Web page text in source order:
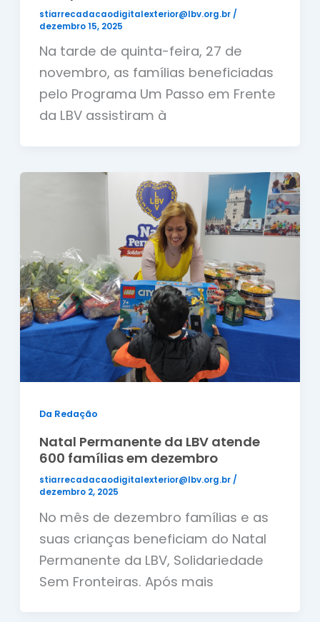
stiarrecadacaodigitalexterior@lbv.org.br /
dezembro 15, 2025
Na tarde de quinta-feira, 27 de
novembro, as famílias beneficiadas
pelo Programa Um Passo em Frente
da LBV assistiram à
Da Redação
Natal Permanente da LBV atende
600 famílias em dezembro
stiarrecadacaodigitalexterior@lbv.org.br /
dezembro 2, 2025
No mês de dezembro famílias e as
suas crianças beneficiam do Natal
Permanente da LBV, Solidariedade
Sem Fronteiras. Após mais